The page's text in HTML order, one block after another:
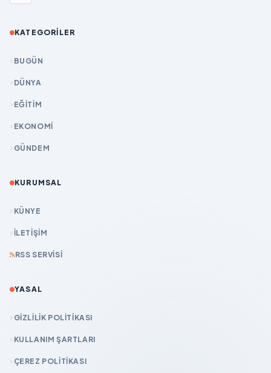
KATEGORILER
BUGÜN
DÜNYA
EĞİTİM
EKONOMİ
GÜNDEM
KURUMSAL
KÜNYE
İLETIŞIM
RSS SERVISI
YASAL
GIZLILIK POLITIKASI
KULLANIM ŞARTLARI
ÇEREZ POLITIKASI